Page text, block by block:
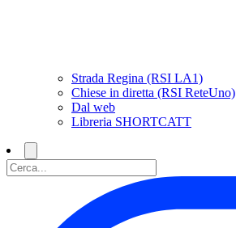
Strada Regina (RSI LA1)
Chiese in diretta (RSI ReteUno)
Dal web
Libreria SHORTCATT